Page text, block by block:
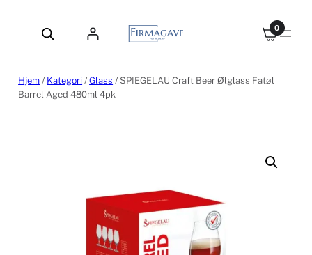
0
Hjem / Kategori /Glass / SPIEGELAU Craft Beer Ølglass Fatøl
Barrel Aged 480ml 4pk